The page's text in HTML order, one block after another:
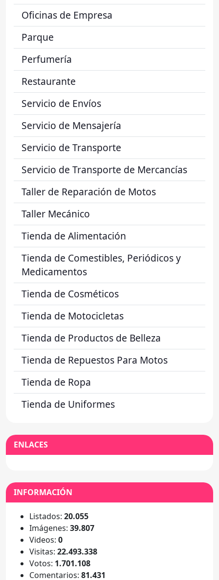
Oficinas de Empresa
Parque
Perfumería
Restaurante
Servicio de Envíos
Servicio de Mensajería
Servicio de Transporte
Servicio de Transporte de Mercancías
Taller de Reparación de Motos
Taller Mecánico
Tienda de Alimentación
Tienda de Comestibles, Periódicos y
Medicamentos
Tienda de Cosméticos
Tienda de Motocicletas
Tienda de Productos de Belleza
Tienda de Repuestos Para Motos
Tienda de Ropa
Tienda de Uniformes
ENLACES
INFORMACIÓN
Listados: 20.055
Imágenes: 39.807
Videos: 0
Visitas: 22.493.338
Votos: 1.701.108
Comentarios: 81.431